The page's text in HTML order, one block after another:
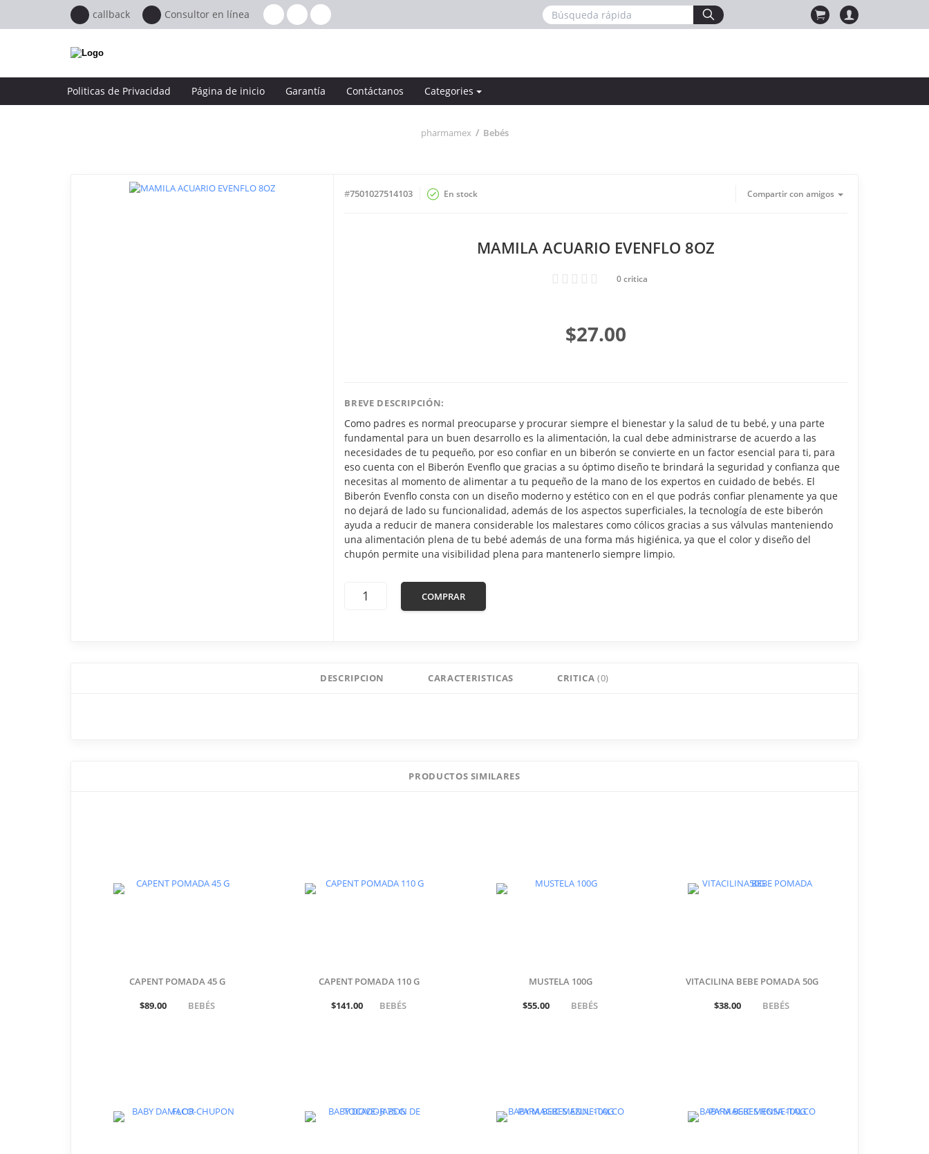
callback Consultor en línea
Politicas de Privacidad Página de inicio Garantía Contáctanos Categories
pharmamex Bebés
#7501027514103 En stock Compartir con amigos
MAMILA ACUARIO EVENFLO 8OZ
0critica
$27.00
BREVE DESCRIPCIÓN:
Como padres es normal preocuparse y procurar siempre el bienestar y la salud de tu bebé, y una parte
fundamental para un buen desarrollo es la alimentación, la cual debe administrarse de acuerdo a las
necesidades de tu pequeño, por eso confiar en un biberón se convierte en un factor esencial para ti, para
eso cuenta con el Biberón Evenflo que gracias a su óptimo diseño te brindará la seguridad y confianza que
necesitas al momento de alimentar a tu pequeño de la mano de los expertos en cuidado de bebés. El
Biberón Evenflo consta con un diseño moderno y estético con en el que podrás confiar plenamente ya que
no dejará de lado su funcionalidad, además de los aspectos superficiales, la tecnología de este biberón
ayuda a reducir de manera considerable los malestares como cólicos gracias a sus válvulas manteniendo
una alimentación plena de tu bebé además de una forma más higiénica, ya que el color y diseño del
chupón permite una visibilidad plena para mantenerlo siempre limpio.
COMPRAR
DESCRIPCION CARACTERISTICAS CRITICA(0)
PRODUCTOS SIMILARES
CAPENT POMADA 45 G
$89.00
BEBÉS
CAPENT POMADA 110 G
$141.00
BEBÉS
MUSTELA 100G
$55.00
BEBÉS
VITACILINA BEBE POMADA 50G
$38.00
BEBÉS